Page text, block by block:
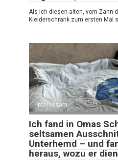
Als ich diesen alten, vom Zahn
Kleiderschrank zum ersten Mal
Interessant
Ich fand in Omas
seltsamen
Unterhemd – und
heraus, wozu er